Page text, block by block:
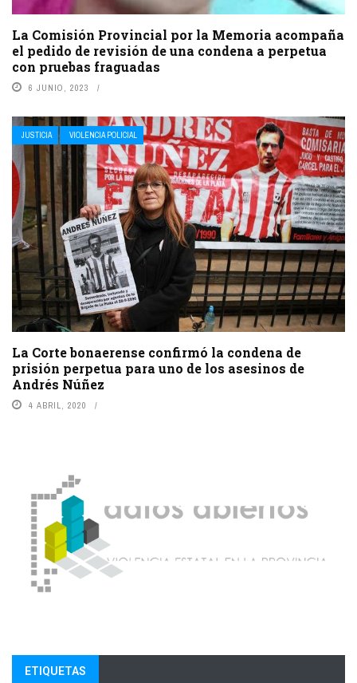
La Comisión Provincial por la Memoria acompaña
el pedido de revisión de una condena a perpetua
con pruebas fraguadas
6 JUNIO, 2023
JUSTICIA VIOLENCIA POLICIAL
La Corte bonaerense confirmó la condena de
prisión perpetua para uno de los asesinos de
Andrés Núñez
4 ABRIL, 2020
ETIQUETAS